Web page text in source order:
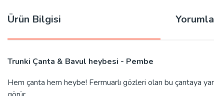
Ürün Bilgisi
Trunki Çanta & Bavul heybesi - Pembe
Hem çanta hem heybe! Fermuarlı gözleri olan bu çantaya